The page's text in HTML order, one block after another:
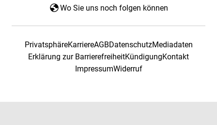
Wo Sie uns noch folgen können
PrivatsphäreKarriereAGBDatenschutzMediadaten
Erklärung zur BarrierefreiheitKündigungKontakt
ImpressumWiderruf